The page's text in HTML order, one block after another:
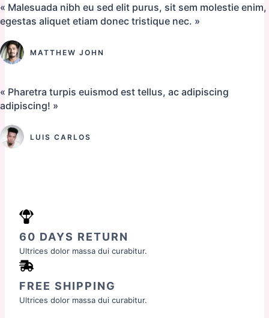
« Malesuada nibh eu sed elit purus, sit sem molestie enim,
egestas aliquet etiam donec tristique nec. »
MATTHEW JOHN
« Pharetra turpis euismod est tellus, ac adipiscing
adipiscing! »
LUIS CARLOS
60 DAYS RETURN
Ultrices dolor massa dui curabitur.
FREE SHIPPING
Ultrices dolor massa dui curabitur.